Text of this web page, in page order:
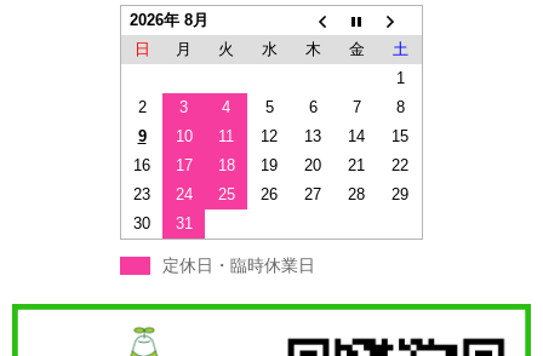
2026年 8月
日
月 火 水 木 金
土
1
2
3 4 5 6 7
8
9
10 11 12 13 14
15
16
17 18 19 20 21
22
23
24 25 26 27 28
29
30
31
定休日・臨時休業日